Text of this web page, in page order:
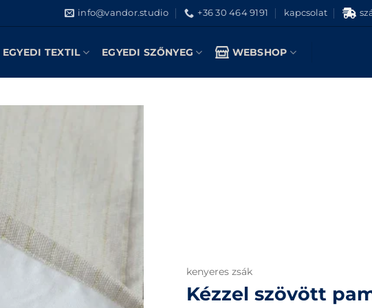
info@vandor.studio +36 30 464 9191 kapcsolat
EGYEDI TEXTIL EGYEDI SZŐNYEG WEBSHOP
kenyeres zsák
Kézzel szövött